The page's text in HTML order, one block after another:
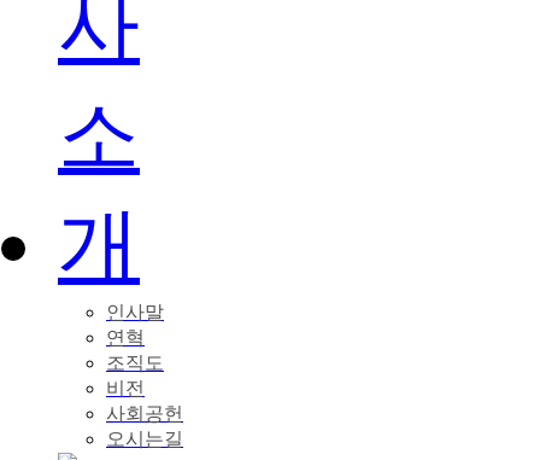
인사말
연혁
조직도
비전
사회공헌
오시는길